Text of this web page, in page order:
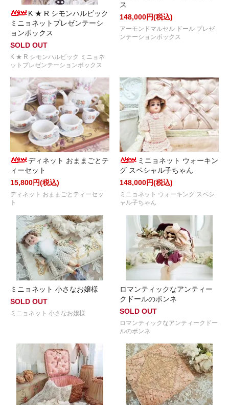
K ★ R シモンハルビック
ミニョネットプレゼンテーシ
ョンボックス
SOLD OUT
K ★ R シモンハルビック ミニョネ
ットプレゼンテーションボックス
ス
148,000円(税込)
アーモンドマルセル ドール プレゼ
ンテーションボックス
ディネット おままごとテ
ィーセット
15,800円(税込)
ディネット おままごとティーセッ
ト
ミニョネット ウォーキン
グ スペシャル子ちゃん
148,000円(税込)
ミニョネット ウォーキング スペシ
ャル子ちゃん
ミニョネット 小さなお嬢様
SOLD OUT
ミニョネット 小さなお嬢様
ロマンティックなアンティー
クドールのボンネ
SOLD OUT
ロマンティックなアンティークドー
ルのボンネ